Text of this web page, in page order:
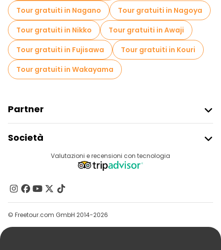
Tour gratuiti in Nagano
Tour gratuiti in Nagoya
Tour gratuiti in Nikko
Tour gratuiti in Awaji
Tour gratuiti in Fujisawa
Tour gratuiti in Kouri
Tour gratuiti in Wakayama
Partner
Accesso Del Fornitore
Programma Di Affiliazione
Società
Destinazioni
Contattaci
Gruppi
Aiuto
Valutazioni e recensioni con tecnologia
© Freetour.com GmbH 2014-2026